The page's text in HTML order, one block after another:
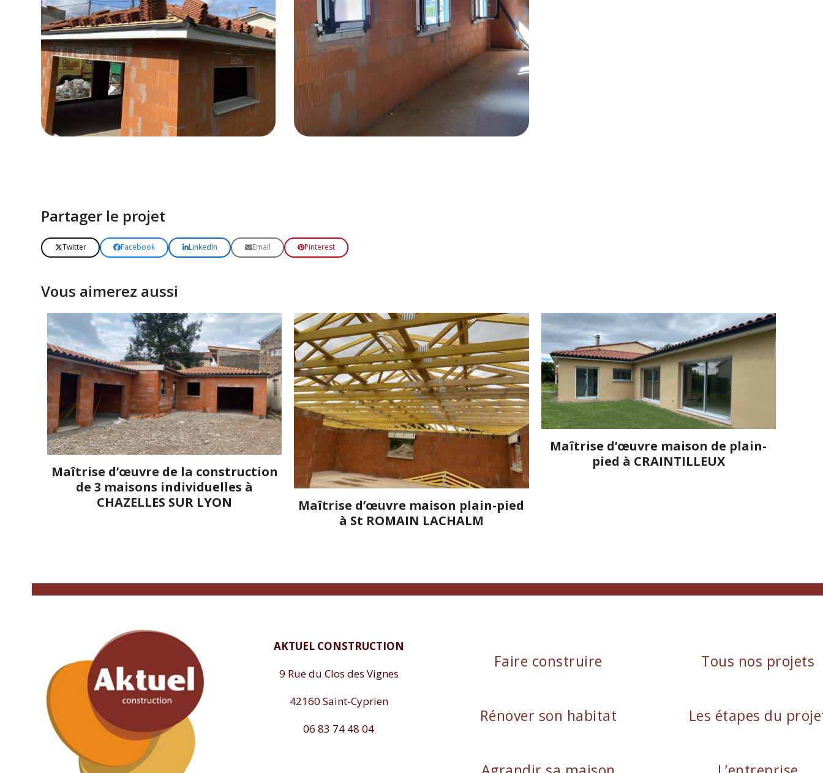
Partager le projet
Twitter Facebook LinkedIn Email Pinterest
Vous aimerez aussi
Maîtrise d’œuvre de la construction
de 3 maisons individuelles à
CHAZELLES SUR LYON
Maîtrise d’œuvre maison plain-pied
à St ROMAIN LACHALM
Maîtrise d’œuvre maison de plain-
pied à CRAINTILLEUX
AKTUEL CONSTRUCTION
9 Rue du Clos des Vignes
42160 Saint-Cyprien
06 83 74 48 04
Faire construire
Rénover son habitat
Tous nos projets
Les étapes du